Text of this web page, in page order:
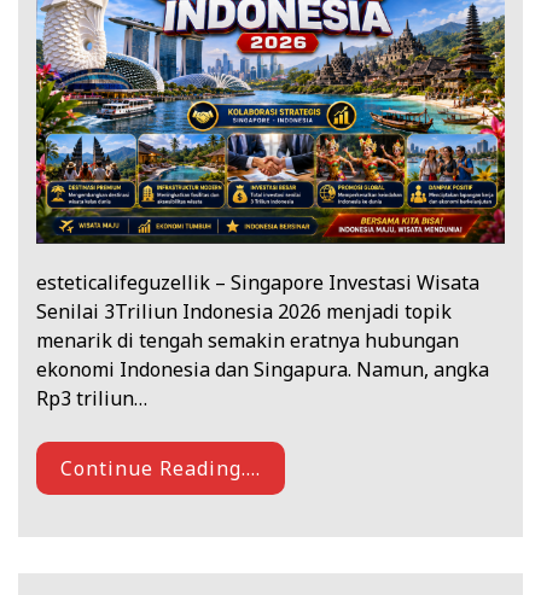
esteticalifeguzellik – Singapore Investasi Wisata
Senilai 3Triliun Indonesia 2026 menjadi topik
menarik di tengah semakin eratnya hubungan
ekonomi Indonesia dan Singapura. Namun, angka
Rp3 triliun…
Continue Reading....